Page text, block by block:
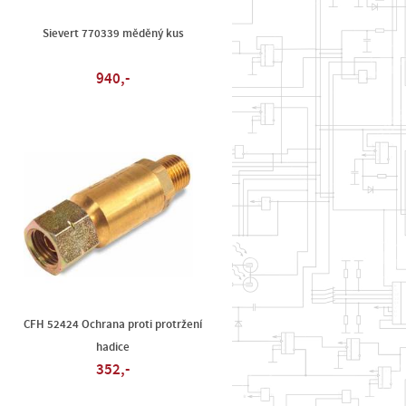
Sievert 770339 měděný kus
940,-
CFH 52424 Ochrana proti protržení
hadice
352,-